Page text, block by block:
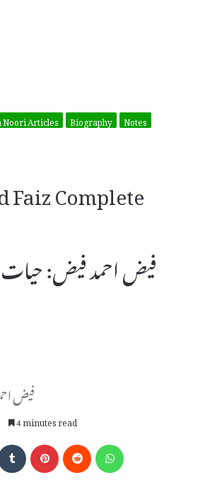
Articles Biography Notes
Faiz Complete
فیض
4 minutes read